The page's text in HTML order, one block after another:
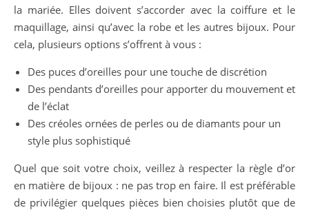
la mariée. Elles doivent s’accorder avec la coiffure et le
maquillage, ainsi qu’avec la robe et les autres bijoux. Pour
cela, plusieurs options s’offrent à vous :
Des puces d’oreilles pour une touche de discrétion
Des pendants d’oreilles pour apporter du mouvement et
de l’éclat
Des créoles ornées de perles ou de diamants pour un
style plus sophistiqué
Quel que soit votre choix, veillez à respecter la règle d’or
en matière de bijoux : ne pas trop en faire. Il est préférable
de privilégier quelques pièces bien choisies plutôt que de